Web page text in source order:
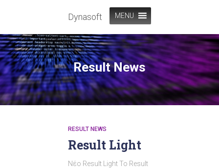
Dynasoft MENU
Result News
RESULT NEWS
Result Light
Νέο Result Light Το Result